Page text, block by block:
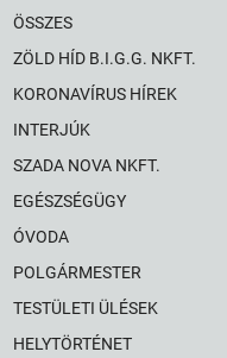
ÖSSZES
ZÖLD HÍD B.I.G.G. NKFT.
KORONAVÍRUS HÍREK
INTERJÚK
SZADA NOVA NKFT.
EGÉSZSÉGÜGY
ÓVODA
POLGÁRMESTER
TESTÜLETI ÜLÉSEK
HELYTÖRTÉNET